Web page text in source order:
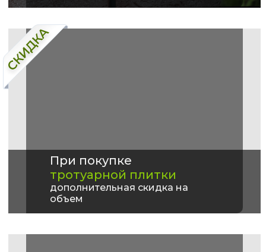
При покупке
тротуарной плитки
дополнительная скидка на
объем